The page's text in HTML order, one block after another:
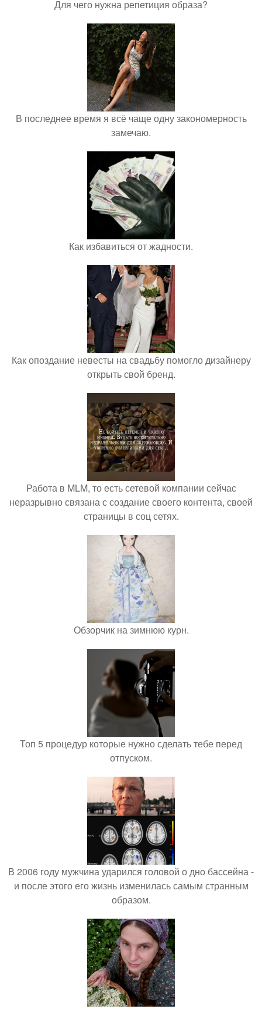
Для чего нужна репетиция образа?
В последнее время я всё чаще одну закономерность
замечаю.
Как избавиться от жадности.
Как опоздание невесты на свадьбу помогло дизайнеру
открыть свой бренд.
Работа в MLM, то есть сетевой компании сейчас
неразрывно связана с создание своего контента, своей
страницы в соц сетях.
Обзорчик на зимнюю курн.
Топ 5 процедур которые нужно сделать тебе перед
отпуском.
В 2006 году мужчина ударился головой о дно бассейна -
и после этого его жизнь изменилась самым странным
образом.